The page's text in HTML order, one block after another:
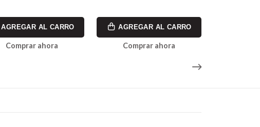
AGREGAR AL CARRO
Comprar ahora
AGREGAR AL CARRO
Comprar ahora